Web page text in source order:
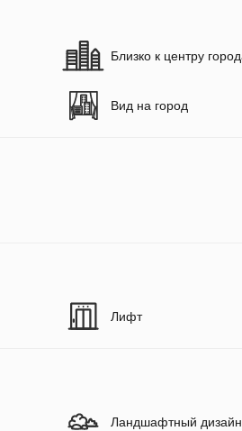
Близко к центру
Вид на город
Лифт
Ландшафтный дизайн